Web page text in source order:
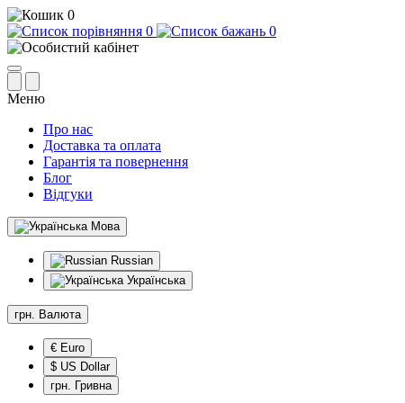
0
0
0
Меню
Про нас
Доставка та оплата
Гарантія та повернення
Блог
Відгуки
Мова
Russian
Українська
грн. Валюта
€ Euro
$ US Dollar
грн. Гривна